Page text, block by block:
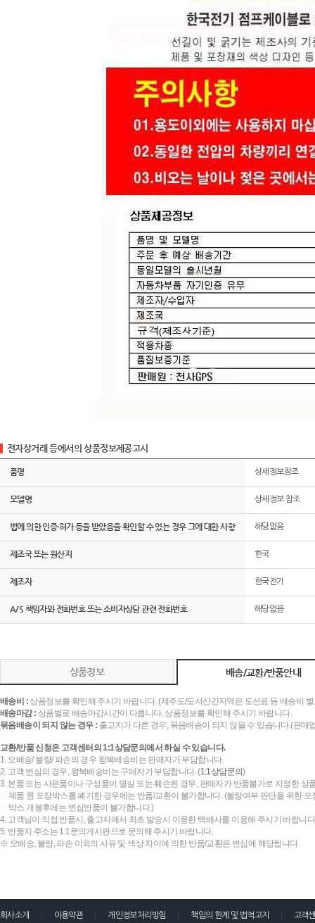
전자상거래 등에서의 상품정보제공고시
품명 상세정보참조
모델명 상세정보 참조
법에 의한 인증·허가 등을 받았음을 확인할 수 있는 경우 그에 대한 사항 해당없음
제조국 또는 원산지 한국
제조자 한국전기
A/S 책임자와 전화번호 또는 소비자상담 관련 전화번호 해당없음
상품정보 배송/교환/반품안내
배송비 :상품정보를 확인해 주시기 바랍니다. (제주도/도서산간지역은 도선료 등 배송비
배송마감 : 상품별로 배송마감시간이 다릅니다. 상품정보를 확인해 주시기 바랍니다.
묶음배송이 되지 않는 경우 : 출고지가 다른 경우, 묶음배송이 되지 않을 수 있습니다.(판
교환/반품 신청은 고객센터의 1:1상담문의에서 하실 수 있습니다.
1. 오배송/ 불량/ 파손의 경우 왕복배송비는 판매자가 부담합니다.
2. 고객 변심의 경우, 왕복배송비는 구매자가 부담합니다. (1:1상담문의)
3. 본품 또는 사은품이나 구성품이 멸실 또는 훼손된 경우, 판매자가 반품불가로 지정한 상
제품 원 포장박스를 폐기한 경우에는 반품/교환이 불가합니다. (불량여부 판단을 위한
박스 개봉후에는 변심반품이 불가합니다.)
4. 고객님이 직접 반품시, 출고지에서 최초 발송시 이용한 택배사를 이용해 주시기 바랍니
5. 반품지 주소는 1:1문의게시판으로 문의해 주시기 바랍니다.
※ 오배송, 불량, 파손 이외의 사유 및 색상 차이에 의한 반품/교환은 변심에 해당됩니다.
회사소개 이용약관 개인정보처리방침 책임의 한계 및 법적고지 고객